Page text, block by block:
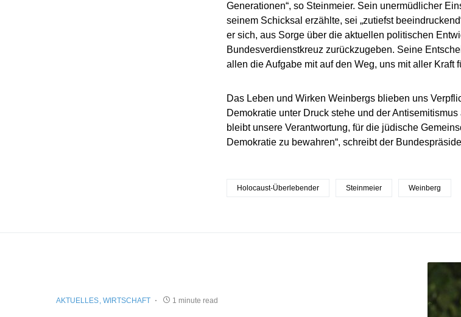
Generationen“, so Steinmeier. Sein unermüdlicher
seinem Schicksal erzählte, sei „zutiefst
er sich, aus Sorge über die aktuellen politischen
Bundesverdienstkreuz zurückzugeben. Seine
allen die Aufgabe mit auf den Weg, uns mit aller Kraft
Das Leben und Wirken Weinbergs blieben uns
Demokratie unter Druck stehe und der
bleibt unsere Verantwortung, für die jüdische
Demokratie zu bewahren“, schreibt der
Holocaust-Überlebender Steinmeier Weinberg
AKTUELLES WIRTSCHAFT 1 minute read